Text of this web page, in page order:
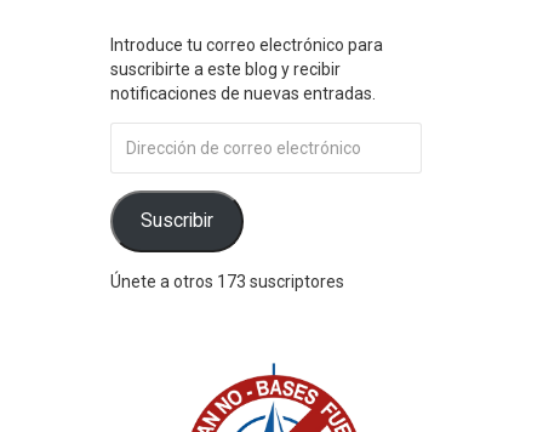
Introduce tu correo electrónico para
suscribirte a este blog y recibir
notificaciones de nuevas entradas.
de
correo
electrónico
Suscribir
Únete a otros 173 suscriptores